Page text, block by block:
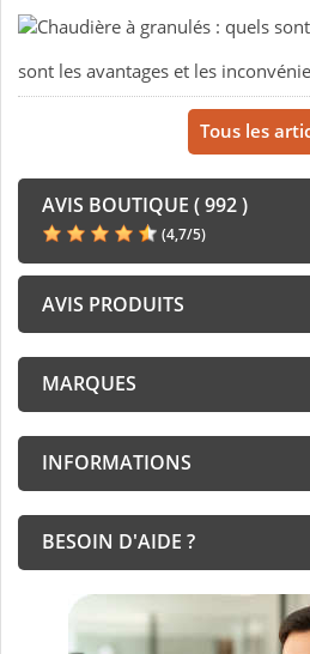
sont les avantages et les
Tous les
AVIS BOUTIQUE ( 992 )
(4,7/5)
AVIS PRODUITS
MARQUES
INFORMATIONS
BESOIN D'AIDE ?